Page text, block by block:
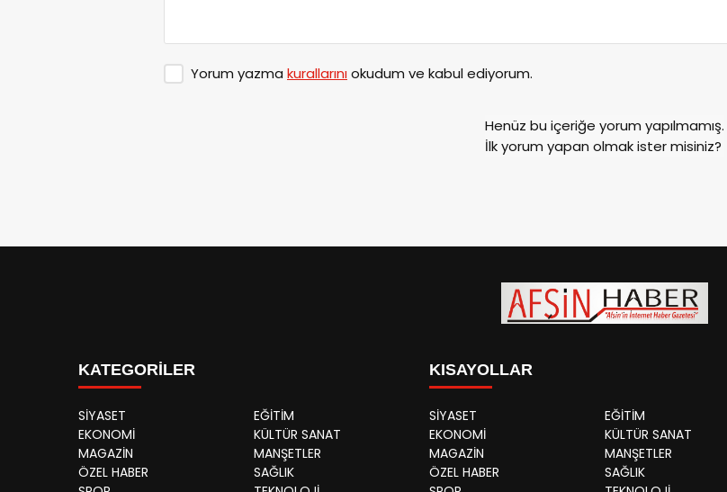
Yorum yazma kurallarınıokudum ve kabul ediyorum.
Henüz bu içeriğe yorum yapılmamış.
İlk yorum yapan olmak ister misiniz?
KATEGORİLER
SİYASET
EĞİTİM
EKONOMİ
KÜLTÜR SANAT
MAGAZİN
MANŞETLER
ÖZEL HABER
SAĞLIK
KISAYOLLAR
SİYASET
EĞİTİM
EKONOMİ
KÜLTÜR SANAT
MAGAZİN
MANŞETLER
ÖZEL HABER
SAĞLIK